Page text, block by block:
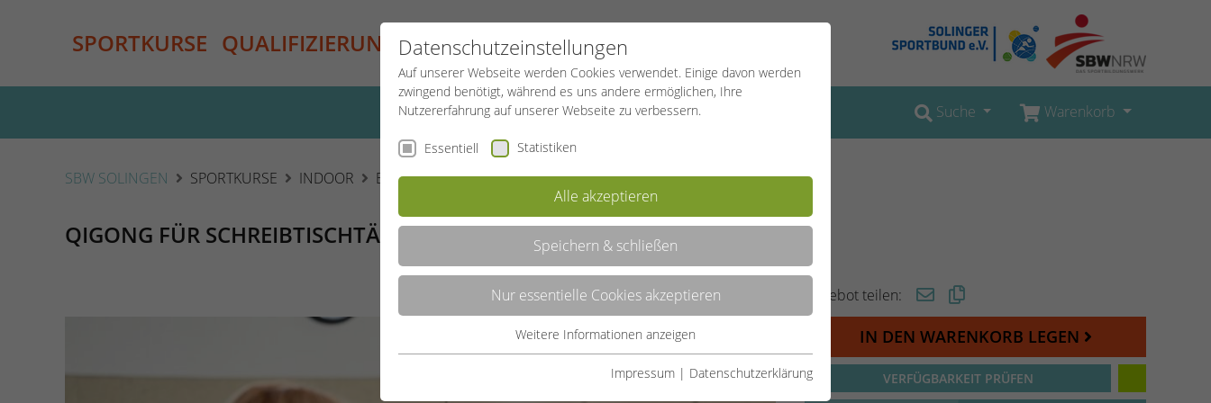
SPORTKURSE QUALIFIZIERUNG PROJEKTE SPORTREISEN
Suche Warenkorb
SBW SOLINGEN SPORTKURSE INDOOR ENTSPANNUNG QI GONG
QIGONG FÜR SCHREIBTISCHTÄTER
Angebot teilen:
IN DEN WARENKORB LEGEN
VERFÜGBARKEIT PRÜFEN
Datenschutzeinstellungen
Auf unserer Webseite werden Cookies verwendet. Einige davon werden
zwingend benötigt, während es uns andere ermöglichen, Ihre
Nutzererfahrung auf unserer Webseite zu verbessern.
Essentiell Statistiken
Alle akzeptieren
Speichern & schließen
Nur essentielle Cookies akzeptieren
Essentielle Cookies werden für grundlegende Funktionen der
Weitere Informationen anzeigen
Impressum | Datenschutzerklärung